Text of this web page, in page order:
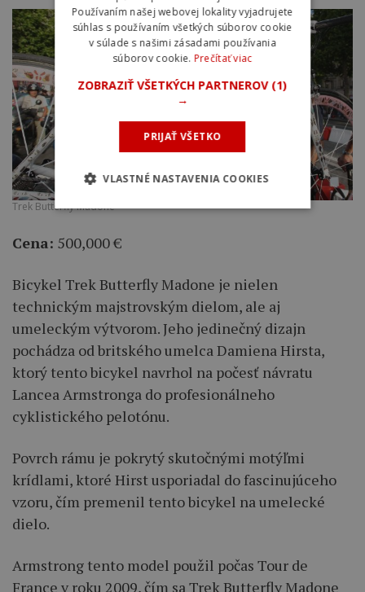
Trek Butterfly Madone
Cena: 500,000 €
Bicykel Trek Butterfly Madone je nielen
technickým majstrovským dielom, ale aj
umeleckým výtvorom. Jeho jedinečný dizajn
pochádza od britského umelca Damiena Hirsta,
ktorý tento bicykel navrhol na počesť návratu
Lancea Armstronga do profesionálneho
cyklistického pelotónu.
Povrch rámu je pokrytý skutočnými motýľmi
krídlami, ktoré Hirst usporiadal do fascinujúceho
vzoru, čím premenil tento bicykel na umelecké
dielo.
Armstrong tento model použil počas Tour de
France v roku 2009, čím sa Trek Butterfly Madone
Používaním našej webovej lokality vyjadrujete
súhlas s používaním všetkých súborov cookie
v súlade s našimi zásadami používania
súborov cookie. Prečítať viac
ZOBRAZIŤ VŠETKÝCH PARTNEROV (1)
→
PRIJAŤ VŠETKO
VLASTNÉ NASTAVENIA COOKIES